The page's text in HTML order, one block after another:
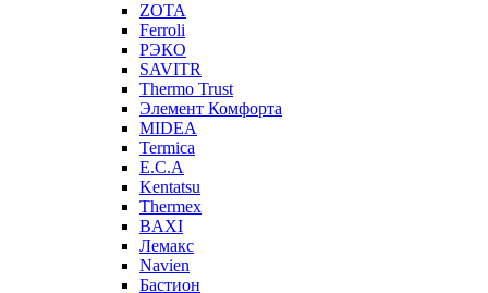
ZOTA
Ferroli
РЭКО
SAVITR
Thermo Trust
Элемент Комфорта
MIDEA
Termica
E.C.A
Kentatsu
Thermex
BAXI
Лемакс
Navien
Бастион